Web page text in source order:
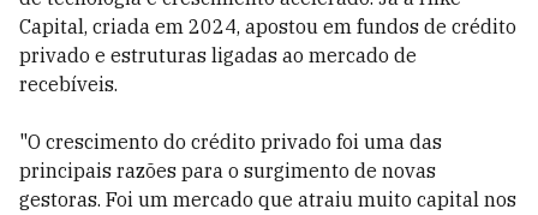
Capital, criada em 2024, apostou em fundos de crédito
privado e estruturas ligadas ao mercado de
recebíveis.
"O crescimento do crédito privado foi uma das
principais razões para o surgimento de novas
gestoras. Foi um mercado que atraiu muito capital nos